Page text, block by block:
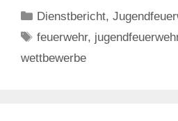
Kategorien
Dienstbericht,
Schlagwörter
feuerwehr,
wettbewerbe